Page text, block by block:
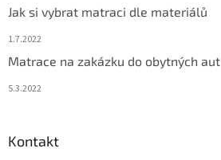
Jak si vybrat matraci dle materiálů
1.7.2022
Matrace na zakázku do obytných aut
5.3.2022
Kontakt